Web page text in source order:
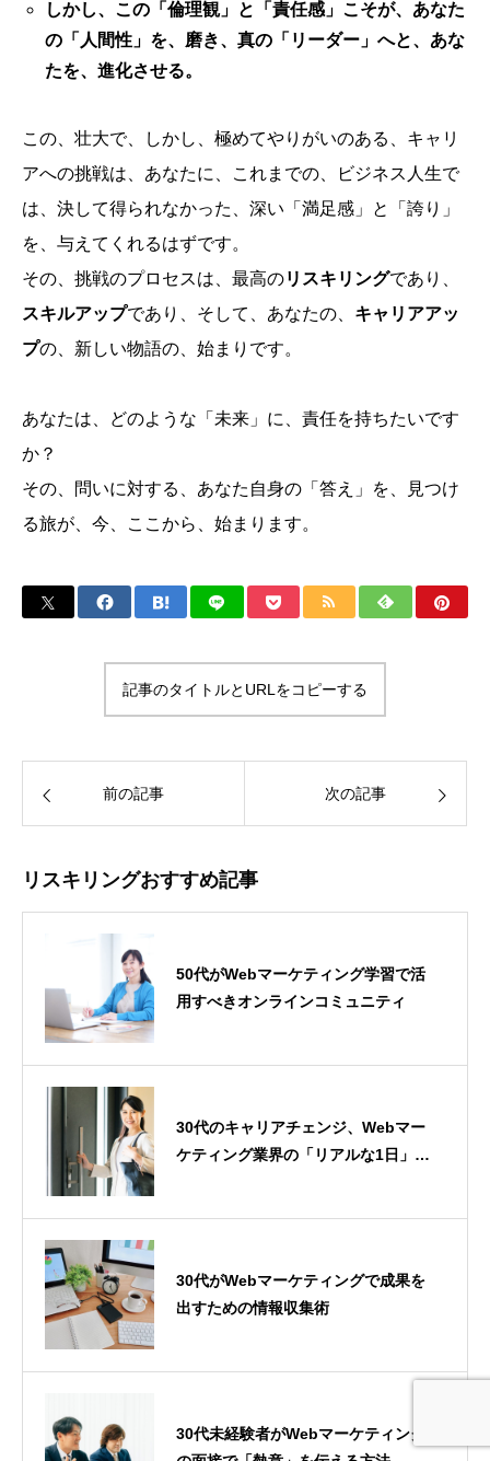
しかし、この「倫理観」と「責任感」こそが、あなた
の「人間性」を、磨き、真の「リーダー」へと、あな
たを、進化させる。
この、壮大で、しかし、極めてやりがいのある、キャリ
アへの挑戦は、あなたに、これまでの、ビジネス人生で
は、決して得られなかった、深い「満足感」と「誇り」
を、与えてくれるはずです。
その、挑戦のプロセスは、最高のリスキリングであり、
スキルアップであり、そして、あなたの、 キャリアアッ
プの、新しい物語の、始まりです。
あなたは、どのような「未来」に、責任を持ちたいです
か？
その、問いに対する、あなた自身の「答え」を、見つけ
る旅が、今、ここから、始まります。
記事のタイトルとURLをコピーする
前の記事 次の記事
リスキリングおすすめ記事
50代がWebマーケティング学習で活
用すべきオンラインコミュニティ
30代のキャリアチェンジ、Webマー
ケティング業界の「リアルな1日」を
30代がWebマーケティングで成果を
出すための情報収集術
30代未経験者がWebマーケティング